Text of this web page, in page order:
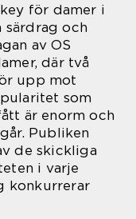
för damer i
särdrag och
av OS
där två
upp mot
som
är enorm och
Publiken
de skickliga
i varje
konkurrerar